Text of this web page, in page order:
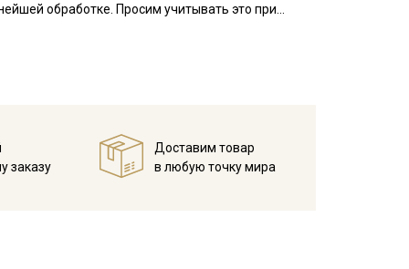
обработке. Просим учитывать это при
мужском образе это тонкие летние рубашки в
одеяла и накидки, которые отличаются
пологи и занавеси, элитное
заказу
Доставим товар
в любую точку мира